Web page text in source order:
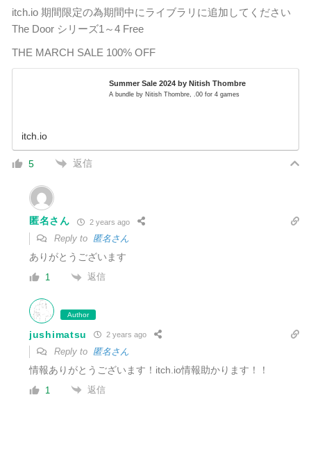
itch.io 期間限定の為期間中にライブラリに追加してください
The Door シリーズ1～4 Free
THE MARCH SALE 100% OFF
Summer Sale 2024 by Nitish Thombre
A bundle by Nitish Thombre, .00 for 4 games
itch.io
5 返信
匿名さん 2 years ago
Reply to 匿名さん
ありがとうございます
1 返信
Author
jushimatsu 2 years ago
Reply to 匿名さん
情報ありがとうございます！itch.io情報助かります！！
1 返信